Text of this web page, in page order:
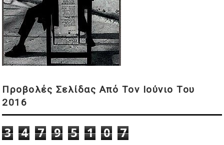
Προβολές Σελίδας Από Τον Ιούνιο Του
2016
3 4 7 9 5 1 0 7